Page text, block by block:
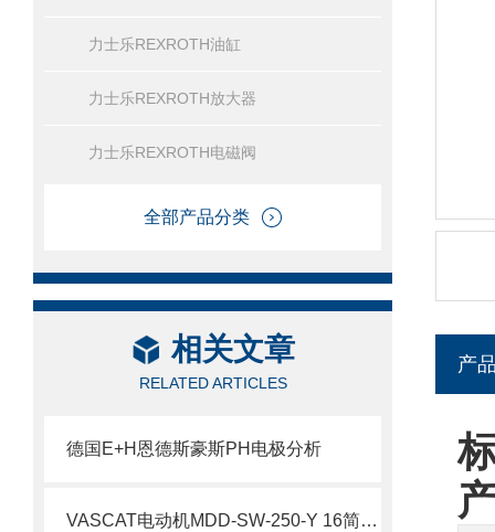
力士乐REXROTH油缸
力士乐REXROTH放大器
力士乐REXROTH电磁阀
全部产品分类
相关文章
RELATED ARTICLES
德国E+H恩德斯豪斯PH电极分析
VASCAT电动机MDD-SW-250-Y 16简要介绍
产